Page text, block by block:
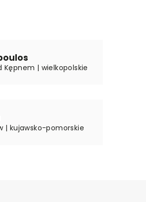
Kępnem | wielkopolskie
| kujawsko-pomorskie